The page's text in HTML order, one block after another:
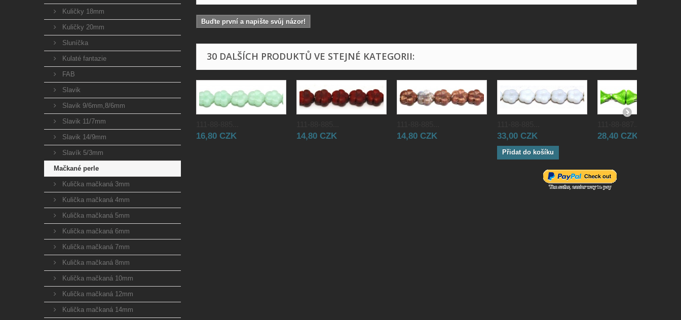
Kuličky 18mm
Kuličky 20mm
Sluníčka
Kulaté fantazie
FAB
Slavik
Slavik 9/6mm,8/6mm
Slavik 11/7mm
Slavik 14/9mm
Slavík 5/3mm
Mačkané perle
Kulička mačkaná 3mm
Kulička mačkaná 4mm
Kulička mačkaná 5mm
Kulička mačkaná 6mm
Kulička mačkaná 7mm
Kulička mačkaná 8mm
Kulička mačkaná 10mm
Kulička mačkaná 12mm
Kulička mačkaná 14mm
Buďte první a napište svůj názor!
30 DALŠÍCH PRODUKTŮ VE STEJNÉ KATEGORII:
16,80 CZK 14,80 CZK 14,80 CZK 33,00 CZK
Přidat do košíku
28,40 CZK